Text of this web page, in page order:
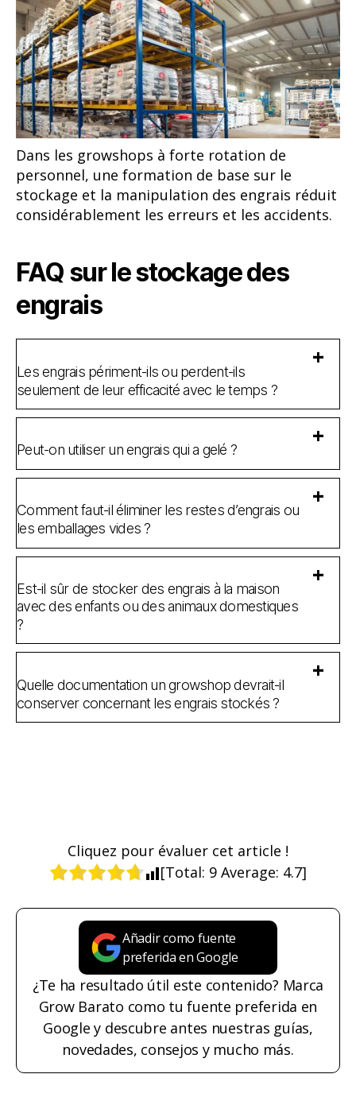
Dans les growshops à forte rotation de
personnel, une formation de base sur le
stockage et la manipulation des engrais réduit
considérablement les erreurs et les accidents.
FAQ sur le stockage des
engrais
Les engrais périment-ils ou perdent-ils
seulement de leur efficacité avec le temps ?
Peut-on utiliser un engrais qui a gelé ?
Comment faut-il éliminer les restes d’engrais ou
les emballages vides ?
Est-il sûr de stocker des engrais à la maison
avec des enfants ou des animaux domestiques
?
Quelle documentation un growshop devrait-il
conserver concernant les engrais stockés ?
Cliquez pour évaluer cet article !
[Total: 9 Average: 4.7]
Añadir como fuente
preferida en Google
¿Te ha resultado útil este contenido? Marca
Grow Barato como tu fuente preferida en
Google y descubre antes nuestras guías,
novedades, consejos y mucho más.